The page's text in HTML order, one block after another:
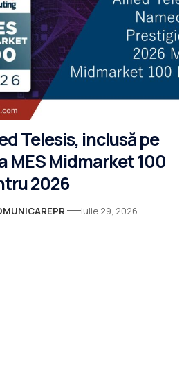
Telesis, inclusă pe
MES Midmarket 100
2026
iulie 29, 2026